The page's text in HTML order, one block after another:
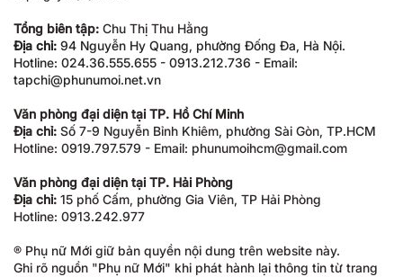
Tổng biên tập: Chu Thị Thu Hằng
Địa chỉ: 94 Nguyễn Hy Quang, phường Đống Đa, Hà Nội.
Hotline: 024.36.555.655 - 0913.212.736 - Email:
tapchi@phunumoi.net.vn
Văn phòng đại diện tại TP. Hồ Chí Minh
Địa chỉ: Số 7-9 Nguyễn Bỉnh Khiêm, phường Sài Gòn, TP.HCM
Hotline: 0919.797.579 - Email: phunumoihcm@gmail.com
Văn phòng đại diện tại TP. Hải Phòng
Địa chỉ: 15 phố Cấm, phường Gia Viên, TP Hải Phòng
Hotline: 0913.242.977
® Phụ nữ Mới giữ bản quyền nội dung trên website này.
Ghi rõ nguồn "Phụ nữ Mới" khi phát hành lại thông tin từ trang